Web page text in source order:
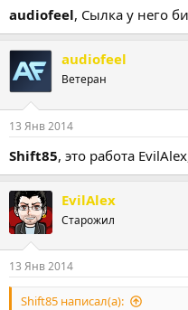
audiofeel, Сылка у него
audiofeel
Ветеран
13 Янв 2014
Shift85, это работа
EvilAlex
Старожил
13 Янв 2014
Shift85 написал(а):